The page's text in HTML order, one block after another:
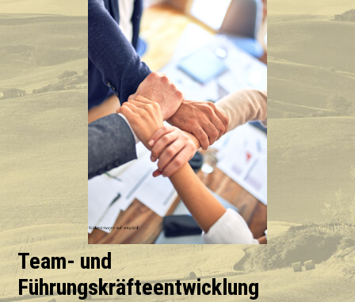
Team- und
Führungskräfteentwicklung